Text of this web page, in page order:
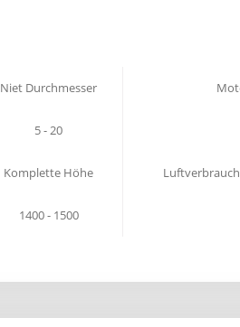
Niet Durchmesser
5 - 20
Komplette Höhe
1400 - 1500